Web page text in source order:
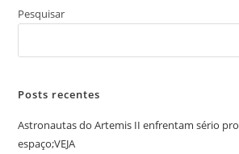
Pesquisar
Posts recentes
Astronautas do Artemis II enfrentam sério
espaço;VEJA